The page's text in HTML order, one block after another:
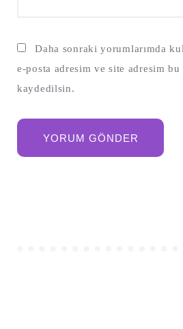
Daha sonraki yorumlarımda
e-posta adresim ve site adresim bu
kaydedilsin.